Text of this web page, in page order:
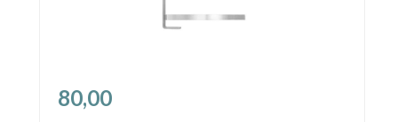
80,00